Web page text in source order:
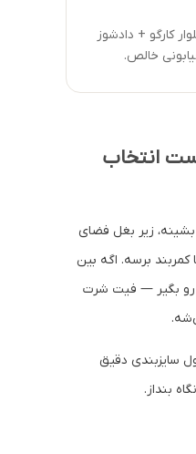
کارگو + دادشوز
خالص.
انتخاب
زیر بغل فضای
برسه. اگه بین
رو بگیر — فیت شرت
دقیق
بنداز.